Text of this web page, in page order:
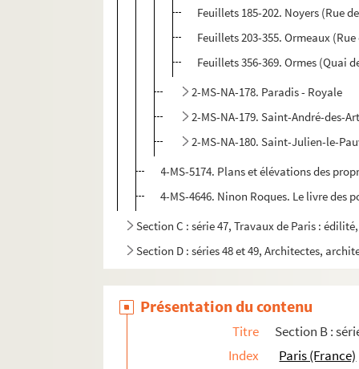
Feuillets 185-202. Noyers (Rue
Feuillets 203-355. Ormeaux (Rue
Feuillets 356-369. Ormes (Quai
2-MS-NA-178. Paradis - Royale
2-MS-NA-179. Saint-André-des-
2-MS-NA-180. Saint-Julien-le-
4-MS-5174. Plans et élévations des
4-MS-4646. Ninon Roques. Le livre des
Section C : série 47, Travaux de Paris :
Section D : séries 48 et 49, Architectes,
Présentation du contenu
Titre
Section B :
Index
Paris (France)